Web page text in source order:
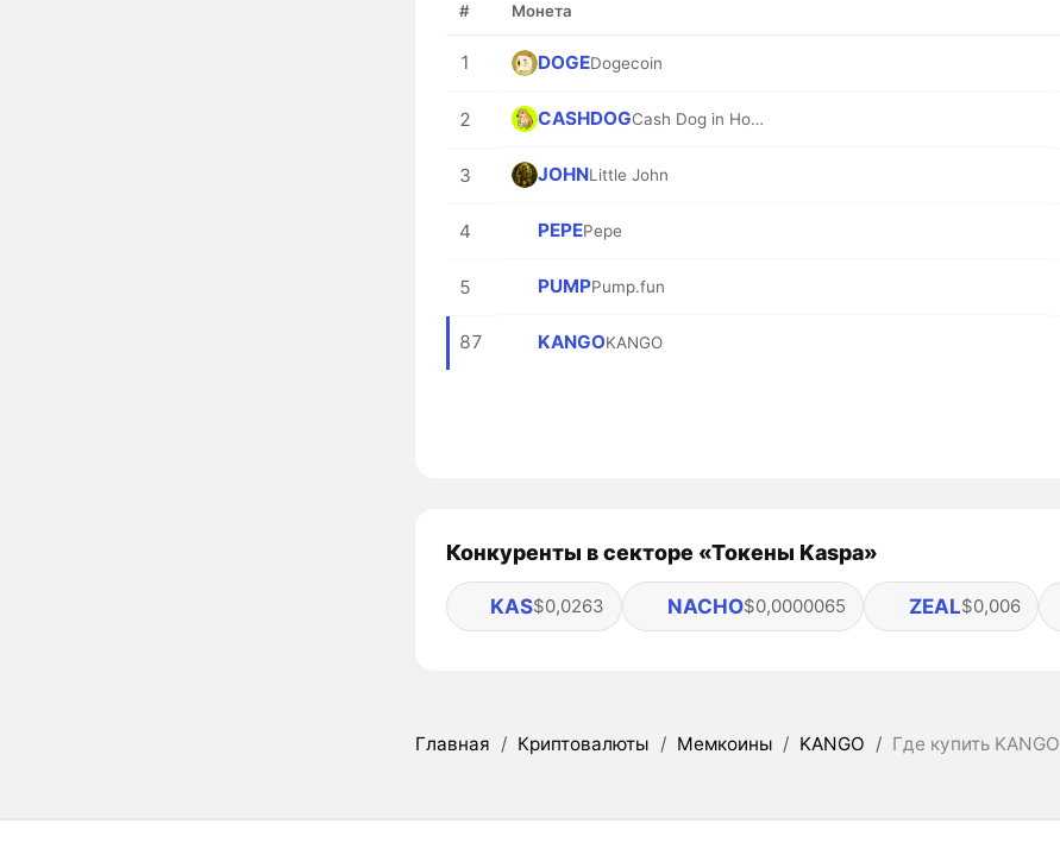
# Монета
1 DOGEDogecoin
2 CASHDOG Cash Dog in Hood
3 JOHNLittle John
4 PEPEPepe
5 PUMPPump.fun
87 KANGOKANGO
Конкуренты в секторе «Токены Kaspa»
KAS$0,0263 NACHO$0,0000065 ZEAL$0,006
Главная / Криптовалюты / Мемкоины / KANGO / Где купить KANGO